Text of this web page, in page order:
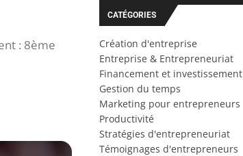
: 8ème
CATÉGORIES
Création d'entreprise
Entreprise & Entrepreneuriat
Financement et investissement
Gestion du temps
Marketing pour entrepreneurs
Productivité
Stratégies d'entrepreneuriat
Témoignages d'entrepreneurs